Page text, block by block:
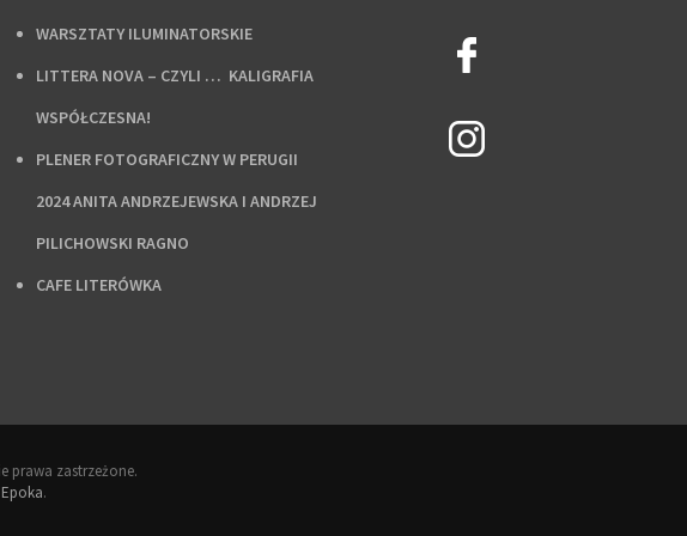
WARSZTATY ILUMINATORSKIE
LITTERA NOVA – CZYLI … KALIGRAFIA
WSPÓŁCZESNA!
PLENER FOTOGRAFICZNY W PERUGII
2024 ANITA ANDRZEJEWSKA I ANDRZEJ
PILICHOWSKI RAGNO
CAFE LITERÓWKA
prawa zastrzeżone.
.